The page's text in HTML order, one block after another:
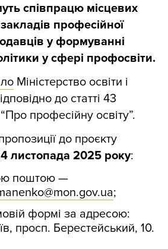
співпрацю місцевих
професійної
у формуванні
у сфері профосвіти.
Міністерство освіти і
до статті 43
професійну освіту”.
до проєкту
листопада 2025 року:
поштою —
;
формі за адресою:
просп. Берестейський, 10.